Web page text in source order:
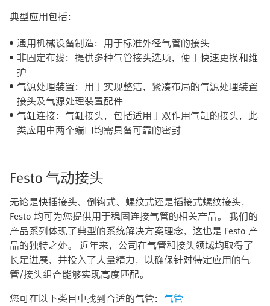
典型应用包括：
通用机械设备制造：用于标准外径气管的接头
非固定布线：提供多种气管接头选项，便于快速更换和维
护
气源处理装置：用于实现整洁、紧凑布局的气源处理装置
接头及气源处理装置配件
气缸连接：气缸接头，包括适用于双作用气缸的接头，此
类应用中两个端口均需具备可靠的密封
Festo 气动接头
无论是快插接头、倒钩式、螺纹式还是插接式螺纹接头，
Festo 均可为您提供用于稳固连接气管的相关产品。 我们的
产品系列体现了典型的系统解决方案理念，这也是 Festo 产
品的独特之处。 近年来，公司在气管和接头领域均取得了
长足进展，并投入了大量精力，以确保针对特定应用的气
管/接头组合能够实现高度匹配。
您可在以下类目中找到合适的气管： 气管